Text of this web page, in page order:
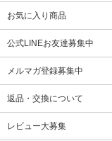
お気に入り商品
公式LINEお友達募集中
メルマガ登録募集中
返品・交換について
レビュー大募集